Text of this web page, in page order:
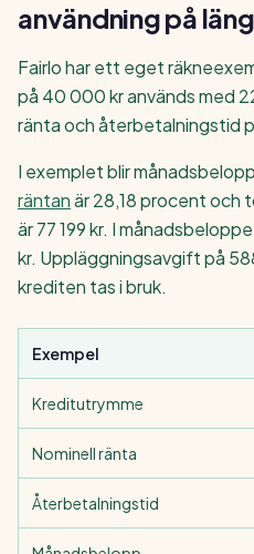
användning på
Fairlo har ett eget
på 40 000 kr används med
ränta och återbetalningstid
I exemplet blir
räntanär 28,18 procent
är 77 199 kr. I
kr. Uppläggningsavgift på
krediten tas i bruk.
Exempel
Kreditutrymme
Nominell ränta
Återbetalningstid